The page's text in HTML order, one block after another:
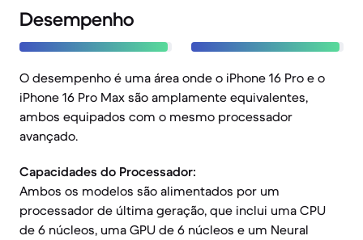
Desempenho
O desempenho é uma área onde o iPhone 16 Pro e o
iPhone 16 Pro Max são amplamente equivalentes,
ambos equipados com o mesmo processador
avançado.
Capacidades do Processador:
Ambos os modelos são alimentados por um
processador de última geração, que inclui uma CPU
de 6 núcleos, uma GPU de 6 núcleos e um Neural